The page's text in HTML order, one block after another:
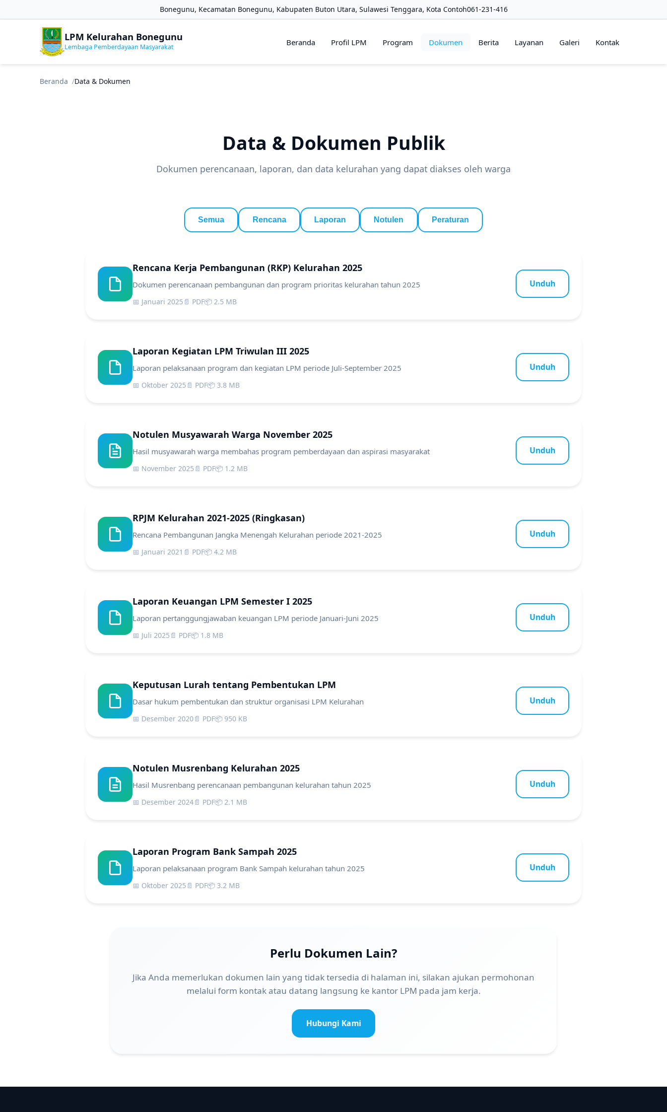
Bonegunu, Kecamatan Bonegunu, Kabupaten Buton Utara, Sulawesi Tenggara, Kota Contoh061-231-416
LPM Kelurahan Bonegunu
Lembaga Pemberdayaan Masyarakat Beranda Profil LPM Program Dokumen Berita Layanan Galeri Kontak
Beranda Data & Dokumen
Data & Dokumen Publik
Dokumen perencanaan, laporan, dan data kelurahan yang dapat diakses oleh warga
Semua Rencana Laporan Notulen Peraturan
Rencana Kerja Pembangunan (RKP) Kelurahan 2025
Dokumen perencanaan pembangunan dan program prioritas kelurahan tahun 2025
📅 Januari 2025 📄 PDF📦 2.5 MB
Unduh
Laporan Kegiatan LPM Triwulan III 2025
Laporan pelaksanaan program dan kegiatan LPM periode Juli-September 2025
📅 Oktober 2025 📄 PDF📦 3.8 MB
Unduh
Notulen Musyawarah Warga November 2025
Hasil musyawarah warga membahas program pemberdayaan dan aspirasi masyarakat
📅 November 2025 📄 PDF📦 1.2 MB
Unduh
RPJM Kelurahan 2021-2025 (Ringkasan)
Rencana Pembangunan Jangka Menengah Kelurahan periode 2021-2025
📅 Januari 2021 📄 PDF📦 4.2 MB
Unduh
Laporan Keuangan LPM Semester I 2025
Laporan pertanggungjawaban keuangan LPM periode Januari-Juni 2025
📅 Juli 2025 📄 PDF📦 1.8 MB
Unduh
Keputusan Lurah tentang Pembentukan LPM
Dasar hukum pembentukan dan struktur organisasi LPM Kelurahan
📅 Desember 2020📄 PDF📦 950 KB
Unduh
Notulen Musrenbang Kelurahan 2025
Hasil Musrenbang perencanaan pembangunan kelurahan tahun 2025
📅 Desember 2024📄 PDF📦 2.1 MB
Unduh
Laporan Program Bank Sampah 2025
Laporan pelaksanaan program Bank Sampah kelurahan tahun 2025
📅 Oktober 2025 📄 PDF📦 3.2 MB
Unduh
Perlu Dokumen Lain?
Jika Anda memerlukan dokumen lain yang tidak tersedia di halaman ini, silakan ajukan permohonan
melalui form kontak atau datang langsung ke kantor LPM pada jam kerja.
Hubungi Kami